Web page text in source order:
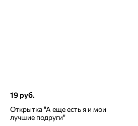
19 руб.
Открытка "А еще есть я и мои
лучшие подруги"